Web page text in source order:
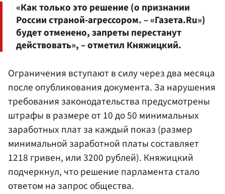
«Как только это решение (о признании
России страной-агрессором. – «Газета.Ru»)
будет отменено, запреты перестанут
действовать», – отметил Княжицкий.
Ограничения вступают в силу через два месяца
после опубликования документа. За нарушения
требования законодательства предусмотрены
штрафы в размере от 10 до 50 минимальных
заработных плат за каждый показ (размер
минимальной заработной платы составляет
1218 гривен, или 3200 рублей). Княжицкий
подчеркнул, что решение парламента стало
ответом на запрос общества.